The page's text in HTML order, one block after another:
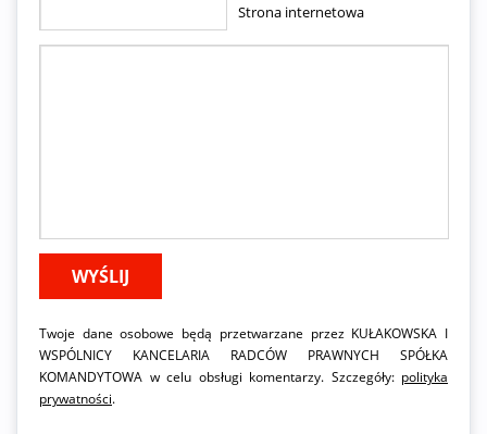
Strona internetowa
Twoje dane osobowe będą przetwarzane przez KUŁAKOWSKA I
WSPÓLNICY KANCELARIA RADCÓW PRAWNYCH SPÓŁKA
KOMANDYTOWA w celu obsługi komentarzy. Szczegóły: polityka
prywatności.